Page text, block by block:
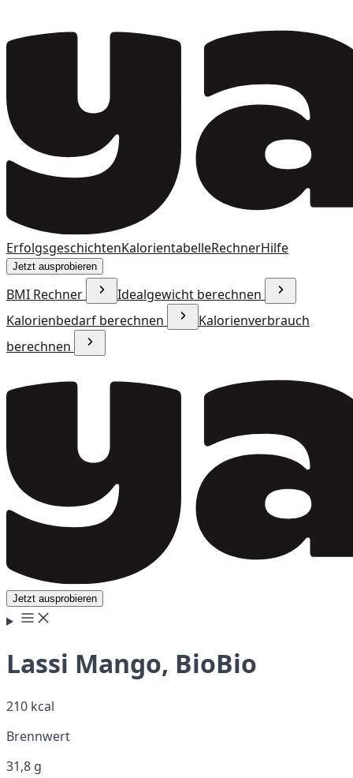
ErfolgsgeschichtenKalorientabelleRechnerHilfe
Jetzt ausprobieren
BMI Rechner
Idealgewicht berechnen
Kalorienbedarf berechnen
Kalorienverbrauch
berechnen
Jetzt ausprobieren
Lassi Mango, BioBio
210 kcal
Brennwert
31,8 g